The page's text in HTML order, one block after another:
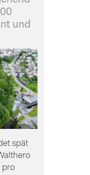
und
spät
pro